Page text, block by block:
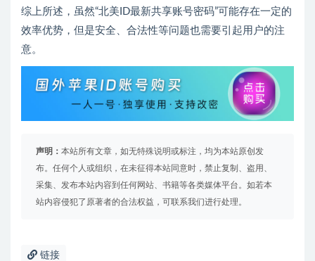
综上所述，虽然“北美ID最新共享账号密码”可能存在一定的
效率优势，但是安全、合法性等问题也需要引起用户的注
意。
声明： 本站所有文章，如无特殊说明或标注，均为本站原创发
布。任何个人或组织，在未征得本站同意时，禁止复制、盗用、
采集、发布本站内容到任何网站、书籍等各类媒体平台。如若本
站内容侵犯了原著者的合法权益，可联系我们进行处理。
链接